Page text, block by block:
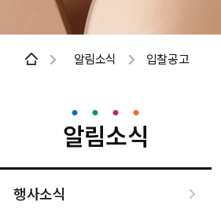
알림소식 입찰공고
알림소식
행사소식